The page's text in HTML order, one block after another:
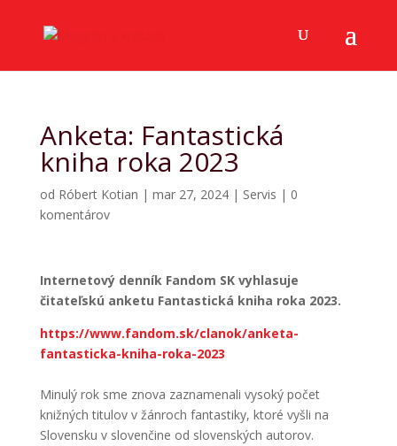
Anketa: Fantastická
kniha roka 2023
od Róbert Kotian | mar 27, 2024| Servis | 0
komentárov
Internetový denník Fandom SK vyhlasuje
čitateľskú anketu Fantastická kniha roka 2023.
https://www.fandom.sk/clanok/anketa-
fantasticka-kniha-roka-2023
Minulý rok sme znova zaznamenali vysoký počet
knižných titulov v žánroch fantastiky, ktoré vyšli na
Slovensku v slovenčine od slovenských autorov.